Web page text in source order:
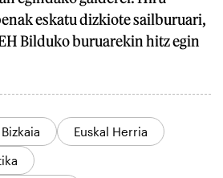
eskatu dizkiote sailburuari,
Bilduko buruarekin hitz egin
Bizkaia
Euskal Herria